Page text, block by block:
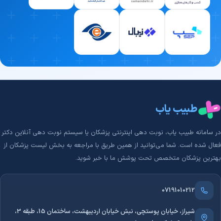
معیارهای انتخاب بهترین کلینیک جرم گیری دندان حیوانات، میزان سابقه
آن در مواجهه با حیوانات مختلف است. مرکزی که سال‌ها فعالیت کرده، با
پیچیده‌ترین شرایط آشناست و در لحظات حساس، بهترین تصمیم درمانی
را می‌گیرد.
3. تسلط بر جدیدترین متدهای درمانی روز دنیا
زمینه جرم گیری دندان حیوانات به‌روز نگه می‌دارد، می‌تواند به‌جای
روش‌های قدیمی، از تکنیک‌های مدرن‌تر، سریع‌تر و کم‌عارضه‌تر برای درمان
حیوان شما استفاده کند.
4. اخلاق حرفه‌ای و ارتباط صمیمانه با صاحب حیوان
تخصص علمی به‌تنهایی کافی نیست؛ بهترین دامپزشکان، شنوندگان خوبی
هم هستند. یک دامپزشک حرفه‌ای و دلسوز، با حوصله به نگرانی‌های شما
گوش می‌دهد، روند درمان جرم گیری دندان حیوانات را به زبان ساده
حداقل برساند.
طبیب یاب
در سامانه طبیب‌ یاب، نوبت دهی اینترنتی پزشکان یا سیستم نوبت دهی آنلاین دکتر
فعال شده است. شما می‌توانید از همین طریق با مراجعه به بخش لیست پزشکان از
بهترین پزشکان متخصص تحت پوشش ما با خبر شوید.
07191010212
شیراز، خیابان پوستچی، نبش خیابان اردیبهشت، ساختمان 15، طبقه 3،